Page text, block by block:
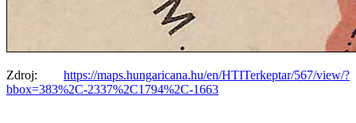
Zdroj: https://maps.hungaricana.hu/en/HTITerkeptar/567/view/?
bbox=383%2C-2337%2C1794%2C-1663